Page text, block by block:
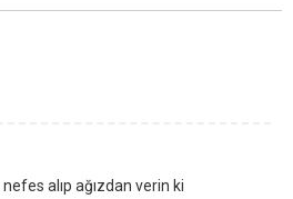
alıp ağızdan verin ki